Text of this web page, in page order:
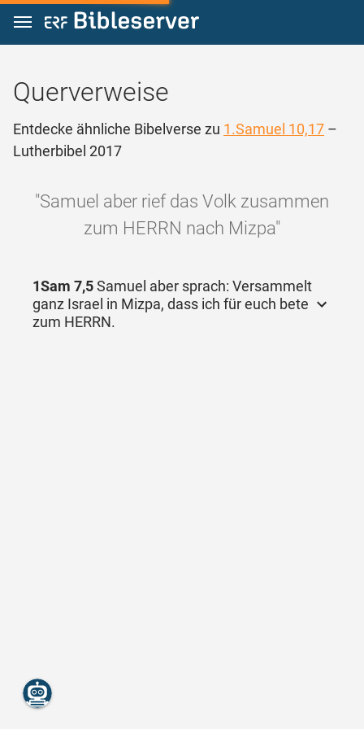
Zum Inhalt springen
Querverweise
Entdecke ähnliche Bibelverse zu 1.Samuel 10,17 –
Lutherbibel 2017
"Samuel aber rief das Volk zusammen
zum HERRN nach Mizpa"
1Sam 7,5Samuel aber sprach: Versammelt
ganz Israel in Mizpa, dass ich für euch bete
zum HERRN.